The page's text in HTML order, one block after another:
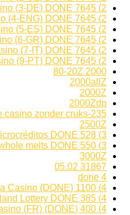
2) 7645 links Mix Casino (3-DE) DONE
2) 7645 links Mix Casino (4-ENG) DONE
2) 7645 links Mix Casino (5-ES) DONE
2) 7645 links Mix Casino (6-GR) DONE
2) 7645 links Mix Casino (7-IT) DONE
2) 7645 links Mix Casino (9-PT) DONE
2000 80-20Z
2000allZ
2000Z
2000Zdp
235-beste casino zonder cruks
2500Z
3) 528 links Spain Microcréditos DONE
3) 550 links English whole melts DONE
3000Z
31867 05.02
4 done
4) 1100 links Indonesia Casino (DONE)
4) 385 links Thailand Lottery DONE
4) 400 links France Casino (FR) (DONE)